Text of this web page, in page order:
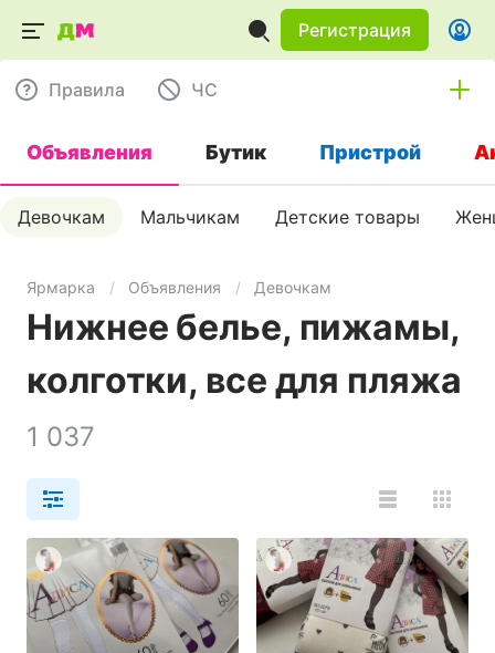
Регистрация
Правила ЧC
Объявления Бутик Пристрой
Девочкам Мальчикам Детские товары
Ярмарка Объявления Девочкам
Нижнее белье, пижамы,
колготки, все для пляжа
1 037